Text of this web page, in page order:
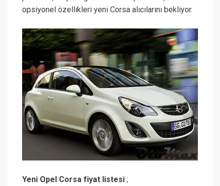
opsiyonel özellikleri yeni Corsa alıcılarını bekliyor.
Yeni Opel Corsa fiyat listesi ;